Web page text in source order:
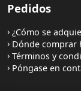
Pedidos
¿Cómo se
Dónde comprar
Términos y
Póngase en